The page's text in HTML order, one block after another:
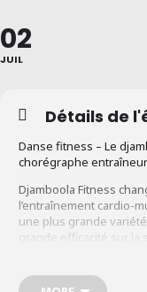
02
JUIL
Détails de
Danse fitness – Le
chorégraphe entraîneur
Djamboola Fitness
l’entraînement cardio-
une plus grande
grande efficacité sur la